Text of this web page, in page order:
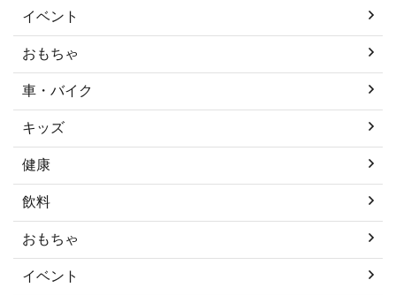
イベント
おもちゃ
車・バイク
キッズ
健康
飲料
おもちゃ
イベント